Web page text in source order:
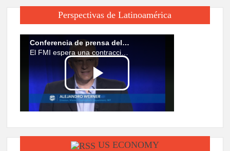
Perspectivas de Latinoamérica
US ECONOMY